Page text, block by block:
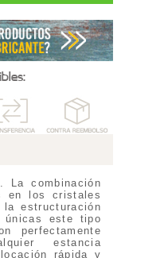
La combinación
en los cristales
estructuración
únicas este tipo
perfectamente
estancia
rápida y